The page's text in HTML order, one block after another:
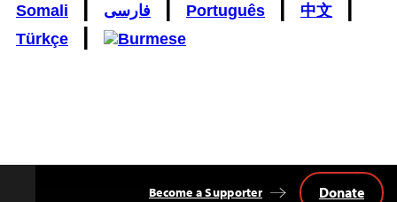
Somali فارسی Português 中文
Türkçe
Become a Supporter Donate